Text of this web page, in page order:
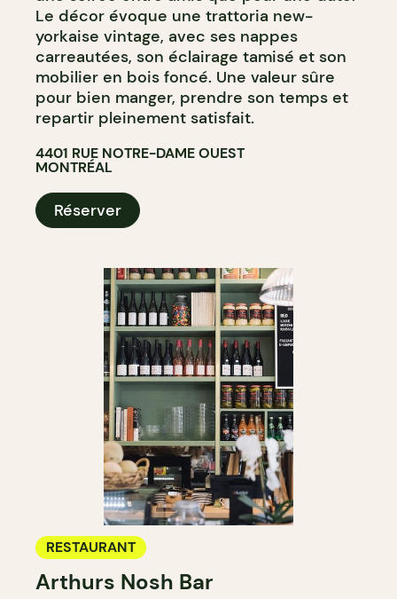
Le décor évoque une trattoria new-
yorkaise vintage, avec ses nappes
carreautées, son éclairage tamisé et son
mobilier en bois foncé. Une valeur sûre
pour bien manger, prendre son temps et
repartir pleinement satisfait.
4401 RUE NOTRE-DAME OUEST
MONTRÉAL
Réserver
RESTAURANT
Arthurs Nosh Bar